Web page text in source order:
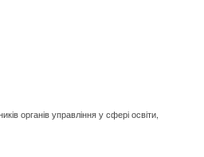
органів управління у сфері освіти,